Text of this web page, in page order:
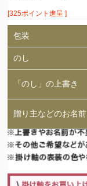
[325ポイント進呈 ]
包装
のし
「のし」の上書き
贈り主などのお名前